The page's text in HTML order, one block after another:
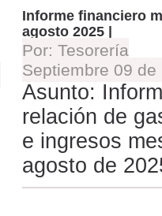
Informe financiero
agosto 2025 |
Por: Tesorería
Septiembre 09 de
Asunto:
relación de
e ingresos
agosto de